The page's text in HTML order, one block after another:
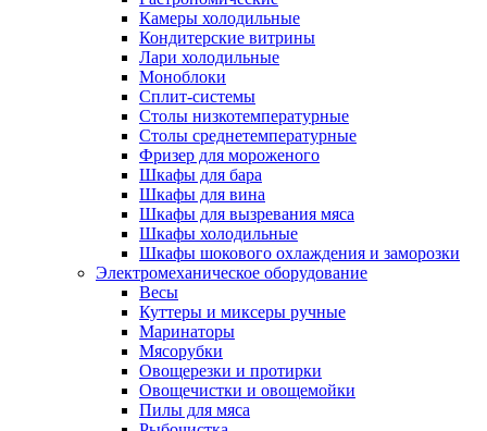
Камеры холодильные
Кондитерские витрины
Лари холодильные
Моноблоки
Сплит-системы
Столы низкотемпературные
Столы среднетемпературные
Фризер для мороженого
Шкафы для бара
Шкафы для вина
Шкафы для вызревания мяса
Шкафы холодильные
Шкафы шокового охлаждения и заморозки
Электромеханическое оборудование
Весы
Куттеры и миксеры ручные
Маринаторы
Мясорубки
Овощерезки и протирки
Овощечистки и овощемойки
Пилы для мяса